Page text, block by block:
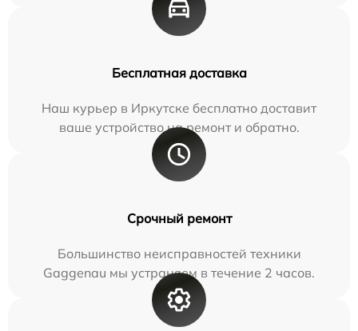
Бесплатная доставка
Наш курьер в Иркутске бесплатно доставит
ваше устройство на ремонт и обратно.
Срочный ремонт
Большинство неисправностей техники
Gaggenau мы устраняем в течение 2 часов.